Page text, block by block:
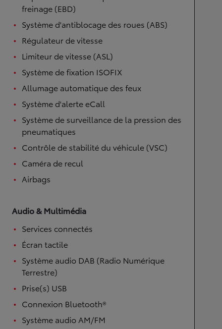
freinage (EBD)
Système d'antiblocage des roues (ABS)
Régulateur de vitesse
Limiteur de vitesse (ASL)
Système de fixation ISOFIX
Allumage automatique des feux
Système d'alerte eCall
Système de surveillance de la pression des
pneumatiques
Contrôle de stabilité du véhicule (VSC)
Caméra de recul
Airbags
Audio & Multimédia
Services connectés
Écran tactile
Système audio DAB (Radio Numérique
Terrestre)
Prise(s) USB
Connexion Bluetooth®
Système audio AM/FM